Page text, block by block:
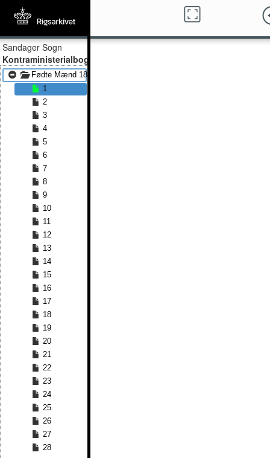
Sandager Sogn
Kontraministerialbog
Fødte Mænd 1813 - Fødte Mænd 1851
1
2
3
4
5
6
7
8
9
10
11
12
13
14
15
16
17
18
19
20
21
22
23
24
25
26
27
28